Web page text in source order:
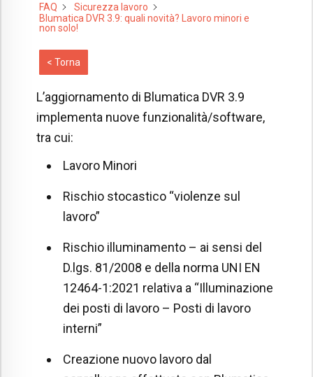
FAQ
Sicurezza lavoro
Blumatica DVR 3.9: quali novità? Lavoro minori e
non solo!
< Torna
L’aggiornamento di Blumatica DVR 3.9
implementa nuove funzionalità/software,
tra cui:
Lavoro Minori
Rischio stocastico “violenze sul
lavoro”
Rischio illuminamento – ai sensi del
D.lgs. 81/2008 e della norma UNI EN
12464-1:2021 relativa a “Illuminazione
dei posti di lavoro – Posti di lavoro
interni”
Creazione nuovo lavoro dal